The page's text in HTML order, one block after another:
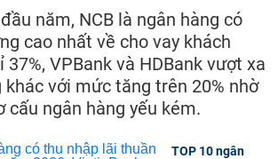
năm, NCB là ngân hàng có
cao nhất về cho vay khách
37%, VPBank và HDBank vượt xa
khác với mức tăng trên 20% nhờ
cấu ngân hàng yếu kém.
TOP 10 ngân